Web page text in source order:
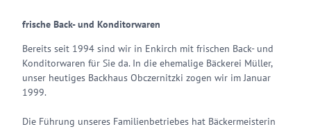
frische Back- und Konditorwaren
Bereits seit 1994 sind wir in Enkirch mit frischen Back- und
Konditorwaren für Sie da. In die ehemalige Bäckerei Müller,
unser heutiges Backhaus Obczernitzki zogen wir im Januar
1999.
Die Führung unseres Familienbetriebes hat Bäckermeisterin